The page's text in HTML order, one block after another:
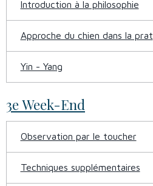
Introduction à la philosophie
Approche du chien dans la prat
Yin - Yang
3e Week-End
Observation par le toucher
Techniques supplémentaires